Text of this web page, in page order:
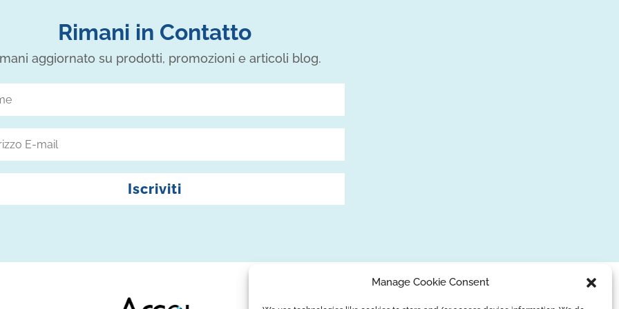
Manage Cookie Consent
Rimani in Contatto
aggiornato su prodotti, promozioni e articoli blog.
Iscriviti